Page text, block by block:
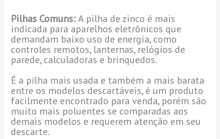
Pilhas Comuns:A pilha de zinco é mais
indicada para aparelhos eletrônicos que
demandam baixo uso de energia, como
controles remotos, lanternas, relógios de
parede, calculadoras e brinquedos.
É a pilha mais usada e também a mais barata
entre os modelos descartáveis, é um produto
facilmente encontrado para venda, porém são
muito mais poluentes se comparadas aos
demais modelos e requerem atenção em seu
descarte.